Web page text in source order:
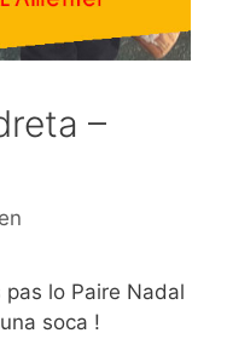
–
lo Paire Nadal
soca !